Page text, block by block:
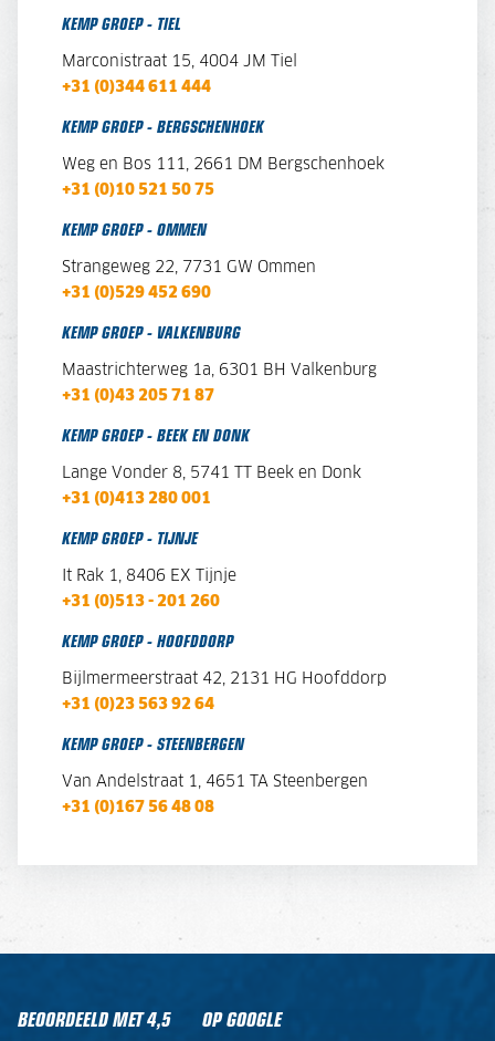
KEMP GROEP - TIEL
Marconistraat 15, 4004 JM Tiel
+31 (0)344 611 444
KEMP GROEP - BERGSCHENHOEK
Weg en Bos 111, 2661 DM Bergschenhoek
+31 (0)10 521 50 75
KEMP GROEP - OMMEN
Strangeweg 22, 7731 GW Ommen
+31 (0)529 452 690
KEMP GROEP - VALKENBURG
Maastrichterweg 1a, 6301 BH Valkenburg
+31 (0)43 205 71 87
KEMP GROEP - BEEK EN DONK
Lange Vonder 8, 5741 TT Beek en Donk
+31 (0)413 280 001
KEMP GROEP - TIJNJE
It Rak 1, 8406 EX Tijnje
+31 (0)513 - 201 260
KEMP GROEP - HOOFDDORP
Bijlmermeerstraat 42, 2131 HG Hoofddorp
+31 (0)23 563 92 64
KEMP GROEP - STEENBERGEN
Van Andelstraat 1, 4651 TA Steenbergen
+31 (0)167 56 48 08
BEOORDEELD MET4,5 OP GOOGLE